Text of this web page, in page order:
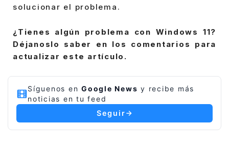
solucionar el problema.
¿Tienes algún problema con Windows 11?
Déjanoslo saber en los comentarios para
actualizar este artículo.
Síguenos en Google News y recibe más
noticias en tu feed
Seguir